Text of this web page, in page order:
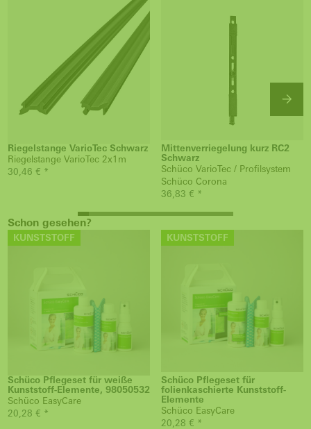
Riegelstange VarioTec Schwarz
Riegelstange VarioTec 2x1m
30,46 € *
Mittenverriegelung kurz RC2
Schwarz
Schüco VarioTec / Profilsystem
Schüco Corona
36,83 € *
Schon gesehen?
KUNSTSTOFF
Schüco Pflegeset für weiße
Kunststoff-Elemente, 98050532
Schüco EasyCare
20,28 € *
KUNSTSTOFF
Schüco Pflegeset für
folienkaschierte Kunststoff-
Elemente
Schüco EasyCare
20,28 € *